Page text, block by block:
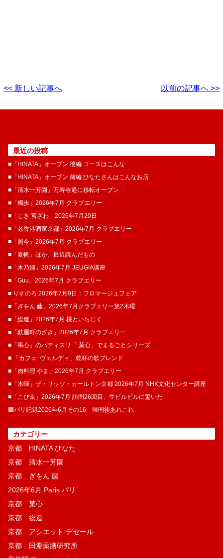
<< 新しい記事へ 以前の記事へ >>
最近の投稿
■「HINATA」オープン 後編 コースはこんな
■「HINATA」オープン 前編 ひなたさんはこんなお店
■「清水一芳園」万寿寺通に移転オープン
■「獨歩」2026年7月 クラブエリー
■「じき 宮ざわ」2026年7月20日
■「老香港酒家京都」2026年7月 クラブエリー
■「照今」2026年7月 クラブエリー
■「夏帆」ほか、最近読んだもの
■「木乃婦」2026年7月 JEUGIA講座
■「Guu」2026年7月 クラブエリー
■ りすのろ 2026年7月9日：フロマージュフェア
■「ぎをん 藤」2026年7月クラブエリー第2木曜
■「総造」2026年7月 桃といちじく
■「麩屋町のざき」2026年7月 クラブエリー
■「果心」のパティスリ「 菓​心」でまるごとシリーズ
■ 「カフェ･ヴェルディ」乾杯の歌ブレンド
■「肉料理 やま」2026年7月 クラブエリー
■「水暉」ザ・リッツ・カールトン京都 2026年7月 NHK文化センター講座
■「こぴゑ」2026年7月 訪問26回目、牛ピルピルに驚いた
🟦パリ記録2026年6月その16 帰国後あれこれ
カテゴリー
京都 HINATA ひなた
京都 清水一芳園
京都 ぎをん 藤
2026年6月 Paris パリ
京都 菓​心
京都 総造
京都 アシエット デセール
京都 田淵薬膳研究所